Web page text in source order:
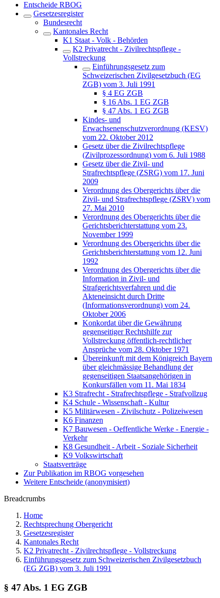
Entscheide RBOG
Gesetzesregister
Bundesrecht
Kantonales Recht
K1 Staat - Volk - Behörden
K2 Privatrecht - Zivilrechtspflege -
Vollstreckung
Einführungsgesetz zum
Schweizerischen Zivilgesetzbuch (EG
ZGB) vom 3. Juli 1991
§ 4 EG ZGB
§ 16 Abs. 1 EG ZGB
§ 47 Abs. 1 EG ZGB
Kindes- und
Erwachsenenschutzverordnung (KESV)
vom 22. Oktober 2012
Gesetz über die Zivilrechtspflege
(Zivilprozessordnung) vom 6. Juli 1988
Gesetz über die Zivil- und
Strafrechtspflege (ZSRG) vom 17. Juni
2009
Verordnung des Obergerichts über die
Zivil- und Strafrechtspflege (ZSRV) vom
27. Mai 2010
Verordnung des Obergerichts über die
Gerichtsberichterstattung vom 23.
November 1999
Verordnung des Obergerichts über die
Gerichtsberichterstattung vom 12. Juni
1992
Verordnung des Obergerichts über die
Information in Zivil- und
Strafgerichtsverfahren und die
Akteneinsicht durch Dritte
(Informationsverordnung) vom 24.
Oktober 2006
Konkordat über die Gewährung
gegenseitiger Rechtshilfe zur
Vollstreckung öffentlich-rechtlicher
Ansprüche vom 28. Oktober 1971
Übereinkunft mit dem Königreich Bayern
über gleichmässige Behandlung der
gegenseitigen Staatsangehörigen in
Konkursfällen vom 11. Mai 1834
K3 Strafrecht - Strafrechtspflege - Strafvollzug
K4 Schule - Wissenschaft - Kultur
K5 Militärwesen - Zivilschutz - Polizeiwesen
K6 Finanzen
K7 Bauwesen - Oeffentliche Werke - Energie -
Verkehr
K8 Gesundheit - Arbeit - Soziale Sicherheit
K9 Volkswirtschaft
Staatsverträge
Zur Publikation im RBOG vorgesehen
Weitere Entscheide (anonymisiert)
Breadcrumbs
Home
Rechtsprechung Obergericht
Gesetzesregister
Kantonales Recht
K2 Privatrecht - Zivilrechtspflege - Vollstreckung
Einführungsgesetz zum Schweizerischen Zivilgesetzbuch
(EG ZGB) vom 3. Juli 1991
§ 47 Abs. 1 EG ZGB